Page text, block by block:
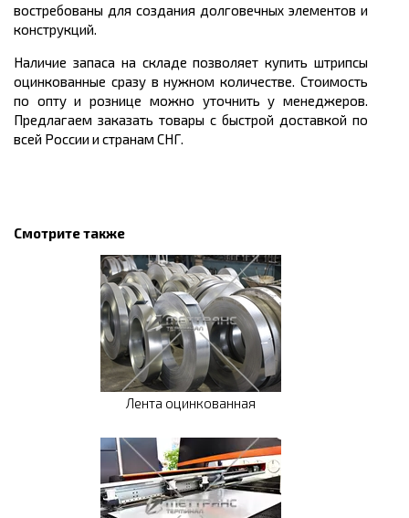
востребованы для создания долговечных элементов и
конструкций.
Наличие запаса на складе позволяет купить штрипсы
оцинкованные сразу в нужном количестве. Стоимость
по опту и рознице можно уточнить у менеджеров.
Предлагаем заказать товары с быстрой доставкой по
всей России и странам СНГ.
Смотрите также
Лента оцинкованная